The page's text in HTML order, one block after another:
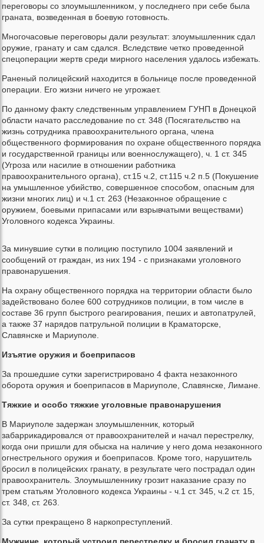
переговоры со злоумышленником, у последнего при себе была
граната, возведенная в боевую готовность.
Многочасовые переговоры дали результат: злоумышленник сдал
оружие, гранату и сам сдался. Вследствие четко проведенной
спецоперации жертв среди мирного населения удалось избежать.
Раненый полицейский находится в больнице после проведенной
операции. Его жизни ничего не угрожает.
По данному факту следственным управлением ГУНП в Донецкой
области начато расследование по ст. 348 (Посягательство на
жизнь сотрудника правоохранительного органа, члена
общественного формирования по охране общественного порядка
и государственной границы или военнослужащего), ч. 1 ст. 345
(Угроза или насилие в отношении работника
правоохранительного органа), ст.15 ч.2, ст.115 ч.2 п.5 (Покушение
на умышленное убийство, совершенное способом, опасным для
жизни многих лиц) и ч.1 ст. 263 (Незаконное обращение с
оружием, боевыми припасами или взрывчатыми веществами)
Уголовного кодекса Украины.
За минувшие сутки в полицию поступило 1004 заявлений и
сообщений от граждан, из них 194 - с признаками уголовного
правонарушения.
На охрану общественного порядка на территории области было
задействовано более 600 сотрудников полиции, в том числе в
составе 36 групп быстрого реагирования, пеших и автопатрулей,
а также 37 нарядов патрульной полиции в Краматорске,
Славянске и Мариуполе.
Изъятие оружия и боеприпасов
За прошедшие сутки зарегистрировано 4 факта незаконного
оборота оружия и боеприпасов в Мариуполе, Славянске, Лимане.
Тяжкие и особо тяжкие уголовные правонарушения
В Мариуполе задержан злоумышленник, который
забаррикадировался от правоохранителей и начал перестрелку,
когда они пришли для обыска на наличие у него дома незаконного
огнестрельного оружия и боеприпасов. Кроме того, нарушитель
бросил в полицейских гранату, в результате чего пострадал один
правоохранитель. Злоумышленнику грозит наказание сразу по
трем статьям Уголовного кодекса Украины - ч.1 ст. 345, ч.2 ст. 15,
ст. 348, ст. 263.
За сутки прекращено 8 наркопреступлений.
Мужчине, который устроил перестрелку и бросил гранату в